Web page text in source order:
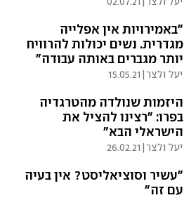
יעל ולצר|
02.07.21
"באמירויות אין אפלייה
מגדרית. נשים יכולות להרוויח
יותר מגברים באותה עבודה"
יעל ולצר|
15.05.21
היזמות שנולדה מהטרגדיה
בפרו: "רצינו להציל את
הישראלי הבא"
יעל ולצר|
26.02.21
"עשיר וסוציאליסט? אין בעיה
עם זה"